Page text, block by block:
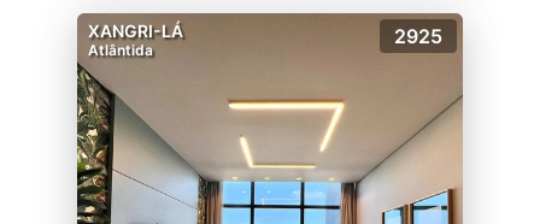
XANGRI-LÁ
Atlântida
2925